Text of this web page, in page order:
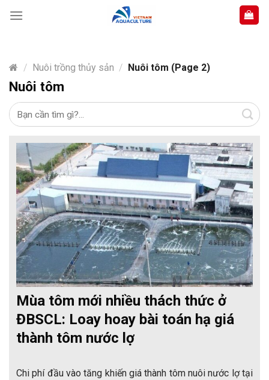
content
/ Nuôi trồng thủy sản / Nuôi tôm (Page 2)
Nuôi tôm
Mùa tôm mới nhiều thách thức ở
ĐBSCL: Loay hoay bài toán hạ giá
thành tôm nước lợ
Chi phí đầu vào tăng khiến giá thành tôm nuôi nước lợ tại